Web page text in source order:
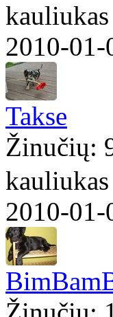
2010-
Takse
Žinučių:
kauliukas
2010-01-